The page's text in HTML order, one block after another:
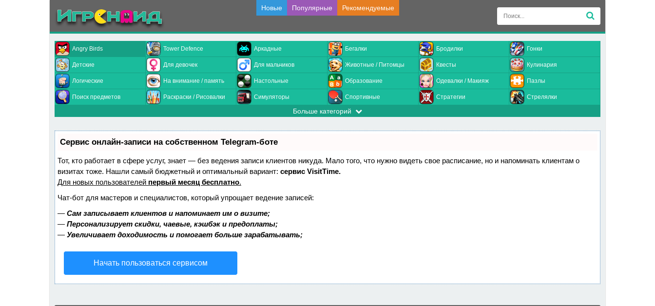
Новые Популярные Рекомендуемые
Angry Birds Tower Defence Аркадные Бегалки Бродилки Гонки
Детские Для девочек Для мальчиков Животные / Питомцы Квесты Кулинария
Логические На внимание / память Настольные Образование Одевалки / Макияж Пазлы
Поиск предметов Раскраски / Рисовалки Симуляторы Спортивные Стратегии Стрелялки
Больше категорий
Сервис онлайн-записи на собственном Telegram-боте
Тот, кто работает в сфере услуг, знает — без ведения записи клиентов никуда. Мало того, что нужно видеть свое расписание, но и напоминать клиентам о
визитах тоже. Нашли самый бюджетный и оптимальный вариант: сервис VisitTime.
Для новых пользователей первый месяц бесплатно.
Чат-бот для мастеров и специалистов, который упрощает ведение записей:
— Сам записывает клиентов и напоминает им о визите;
— Персонализирует скидки, чаевые, кэшбэк и предоплаты;
— Увеличивает доходимость и помогает больше зарабатывать;
Начать пользоваться сервисом